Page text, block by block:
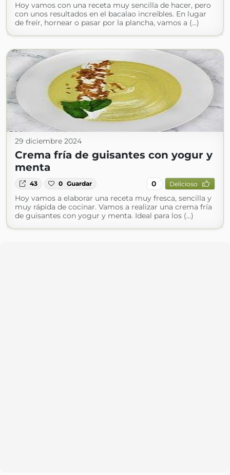
Hoy vamos con una receta muy sencilla de hacer, pero
con unos resultados en el bacalao increíbles. En lugar
de freír, hornear o pasar por la plancha, vamos a (...)
29 diciembre 2024
Crema fría de guisantes con yogur y
menta
43 0 Guardar 0 Delicioso
Hoy vamos a elaborar una receta muy fresca, sencilla y
muy rápida de cocinar. Vamos a realizar una crema fría
de guisantes con yogur y menta. Ideal para los (...)